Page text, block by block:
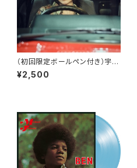
（初回限定ボールペン付き）宇多
田ヒカル - パッパパラダイス
(7")
¥2,500